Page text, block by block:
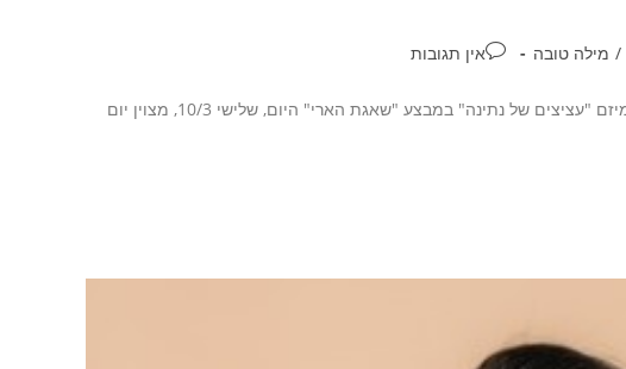
/ מילה טובה אין תגובות
יום מעשים טובים בכפר סבא – לנוכח המצב הביטחוני, יצא לדרך מיזם "עציצים של נתינה" במבצע "שאגת הארי" היום, שלישי 10/3, מצוין יום